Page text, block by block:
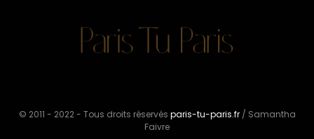
© 2011 - 2022 - Tous droits réservés paris-tu-paris.fr/ Samantha
Faivre